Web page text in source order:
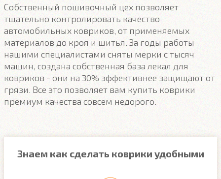
Собственный пошивочный цех позволяет
тщательно контролировать качество
автомобильных ковриков, от применяемых
материалов до кроя и шитья. За годы работы
нашими специалистами сняты мерки с тысяч
машин, создана собственная база лекал для
ковриков - они на 30% эффективнее защищают от
грязи. Все это позволяет вам купить коврики
премиум качества совсем недорого.
Знаем как сделать коврики удобными